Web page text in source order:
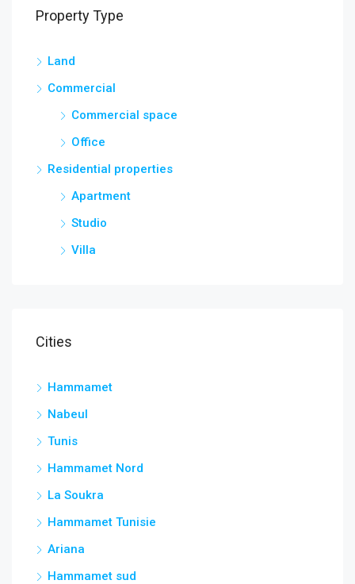
Property Type
Land
Commercial
Commercial space
Office
Residential properties
Apartment
Studio
Villa
Cities
Hammamet
Nabeul
Tunis
Hammamet Nord
La Soukra
Hammamet Tunisie
Ariana
Hammamet sud